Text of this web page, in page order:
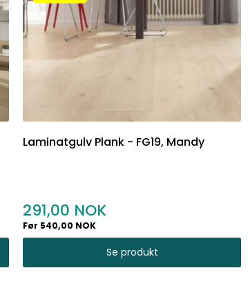
Laminatgulv Plank - FG19, Mandy
291,00
Før 540,00 NOK
Se produkt